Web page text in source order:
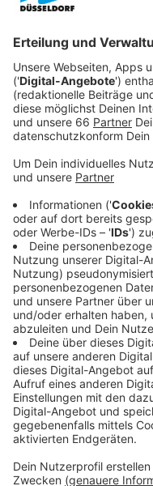
Veröffentlicht:
In Düsseldorf bilden
Betrieben aus.
Ausbildungsverbünde
Unterstützung fehlt.
gilt als wichtigstes
Fachkräftemangel,
genutzt. Nahezu
vorzeitig, vor allem in
Anzeige
Forderungen des
Anzeige
In den kommenden
Menschen in Rente.